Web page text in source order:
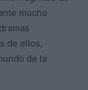
mucho
de ellos,
de la